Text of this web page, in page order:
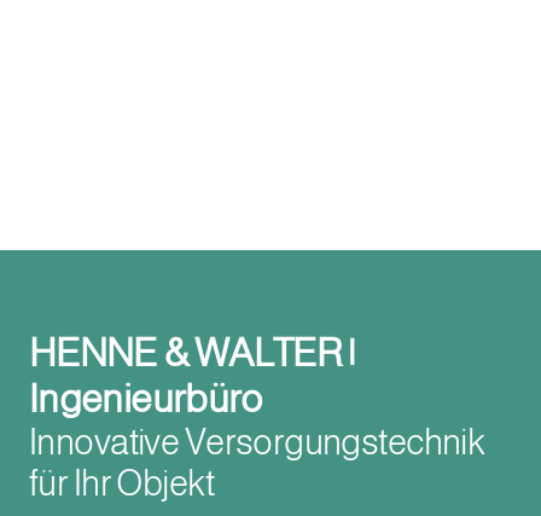
HENNE & WALTER |
Ingenieurbüro
Innovative Versorgungstechnik
für Ihr Objekt